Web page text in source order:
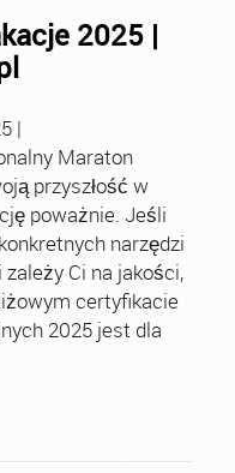
2025 |
|
Maraton
przyszłość w
poważnie. Jeśli
narzędzi
Ci na jakości,
certyfikacie
2025 jest dla